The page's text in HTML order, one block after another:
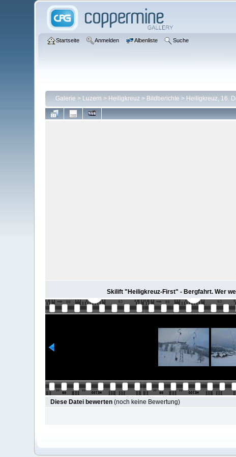
Startseite Anmelden Albenliste Suche
Galerie > Luzern > Heiligkreuz> Bildberichte > Heiligkreuz, 16.
Skilift "Heiligkreuz-First" - Bergfahrt. Wer
Diese Datei bewerten(noch keine Bewertung)